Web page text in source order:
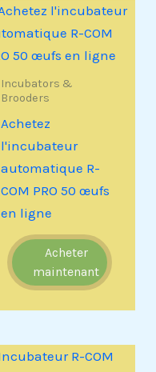
Incubators &
Brooders
Achetez
l'incubateur
automatique R-
COM PRO 50 œufs
en ligne
Acheter
maintenant